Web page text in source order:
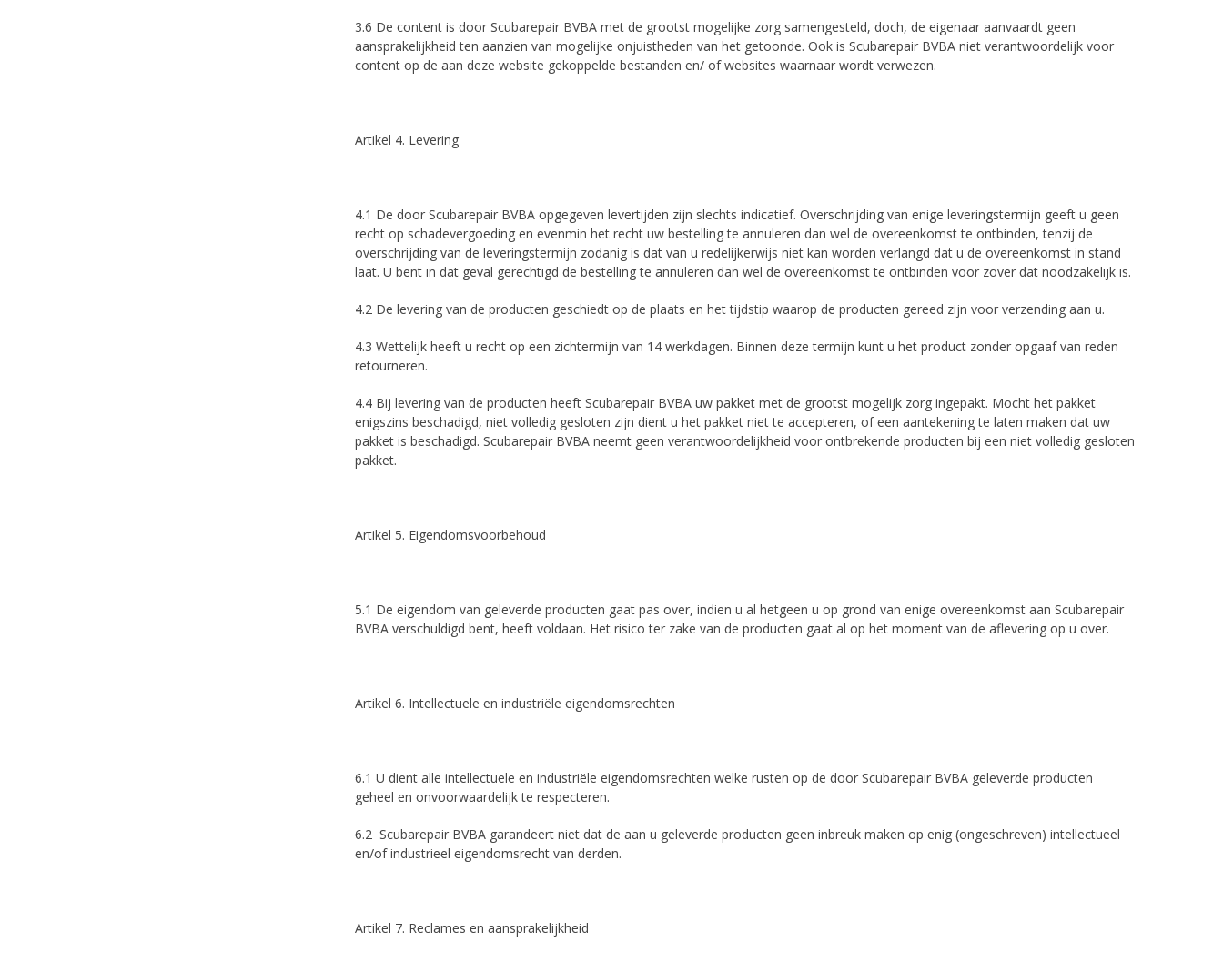
3.6 De content is door Scubarepair BVBA met de grootst mogelijke zorg samengesteld, doch, de eigenaar aanvaardt geen
aansprakelijkheid ten aanzien van mogelijke onjuistheden van het getoonde. Ook is Scubarepair BVBA niet verantwoordelijk voor
content op de aan deze website gekoppelde bestanden en/ of websites waarnaar wordt verwezen.
Artikel 4. Levering
4.1 De door Scubarepair BVBA opgegeven levertijden zijn slechts indicatief. Overschrijding van enige leveringstermijn geeft u geen
recht op schadevergoeding en evenmin het recht uw bestelling te annuleren dan wel de overeenkomst te ontbinden, tenzij de
overschrijding van de leveringstermijn zodanig is dat van u redelijkerwijs niet kan worden verlangd dat u de overeenkomst in stand
laat. U bent in dat geval gerechtigd de bestelling te annuleren dan wel de overeenkomst te ontbinden voor zover dat noodzakelijk is.
4.2 De levering van de producten geschiedt op de plaats en het tijdstip waarop de producten gereed zijn voor verzending aan u.
4.3 Wettelijk heeft u recht op een zichtermijn van 14 werkdagen. Binnen deze termijn kunt u het product zonder opgaaf van reden
retourneren.
4.4 Bij levering van de producten heeft Scubarepair BVBA uw pakket met de grootst mogelijk zorg ingepakt. Mocht het pakket
enigszins beschadigd, niet volledig gesloten zijn dient u het pakket niet te accepteren, of een aantekening te laten maken dat uw
pakket is beschadigd. Scubarepair BVBA neemt geen verantwoordelijkheid voor ontbrekende producten bij een niet volledig gesloten
pakket.
Artikel 5. Eigendomsvoorbehoud
5.1 De eigendom van geleverde producten gaat pas over, indien u al hetgeen u op grond van enige overeenkomst aan Scubarepair
BVBA verschuldigd bent, heeft voldaan. Het risico ter zake van de producten gaat al op het moment van de aflevering op u over.
Artikel 6. Intellectuele en industriële eigendomsrechten
6.1 U dient alle intellectuele en industriële eigendomsrechten welke rusten op de door Scubarepair BVBA geleverde producten
geheel en onvoorwaardelijk te respecteren.
6.2 Scubarepair BVBA garandeert niet dat de aan u geleverde producten geen inbreuk maken op enig (ongeschreven) intellectueel
en/of industrieel eigendomsrecht van derden.
Artikel 7. Reclames en aansprakelijkheid